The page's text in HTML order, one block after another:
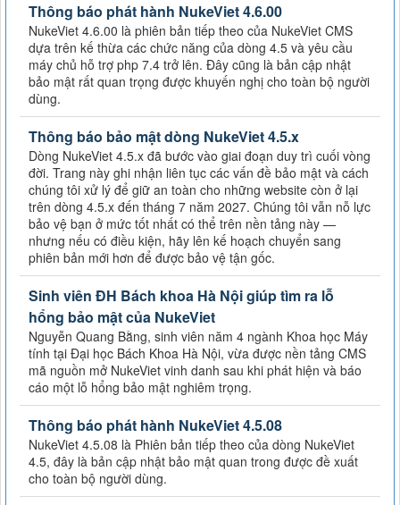
Thông báo phát hành NukeViet 4.6.00
NukeViet 4.6.00 là phiên bản tiếp theo của NukeViet CMS
dựa trên kế thừa các chức năng của dòng 4.5 và yêu cầu
máy chủ hỗ trợ php 7.4 trở lên. Đây cũng là bản cập nhật
bảo mật rất quan trọng được khuyến nghị cho toàn bộ người
dùng.
Thông báo bảo mật dòng NukeViet 4.5.x
Dòng NukeViet 4.5.x đã bước vào giai đoạn duy trì cuối vòng
đời. Trang này ghi nhận liên tục các vấn đề bảo mật và cách
chúng tôi xử lý để giữ an toàn cho những website còn ở lại
trên dòng 4.5.x đến tháng 7 năm 2027. Chúng tôi vẫn nỗ lực
bảo vệ bạn ở mức tốt nhất có thể trên nền tảng này —
nhưng nếu có điều kiện, hãy lên kế hoạch chuyển sang
phiên bản mới hơn để được bảo vệ tận gốc.
Sinh viên ĐH Bách khoa Hà Nội giúp tìm ra lỗ
hổng bảo mật của NukeViet
Nguyễn Quang Bằng, sinh viên năm 4 ngành Khoa học Máy
tính tại Đại học Bách Khoa Hà Nội, vừa được nền tảng CMS
mã nguồn mở NukeViet vinh danh sau khi phát hiện và báo
cáo một lỗ hổng bảo mật nghiêm trọng.
Thông báo phát hành NukeViet 4.5.08
NukeViet 4.5.08 là Phiên bản tiếp theo của dòng NukeViet
4.5, đây là bản cập nhật bảo mật quan trong được đề xuất
cho toàn bộ người dùng.